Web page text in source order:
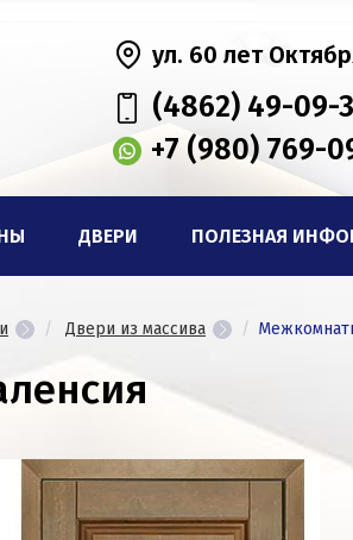
ул. 60 лет
(4862) 49-09-
+7 (980) 769-
ДВЕРИ ПОЛЕЗНАЯ
Двери из массива